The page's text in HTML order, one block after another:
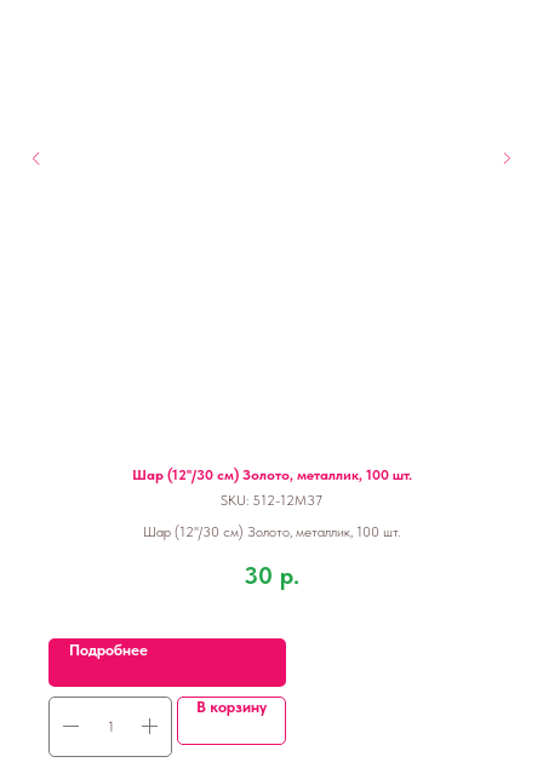
Шар (12''/30 см) Золото, металлик, 100 шт.
SKU: 512-12M37
Шар (12''/30 см) Золото, металлик, 100 шт.
30 р.
Подробнее
В корзину